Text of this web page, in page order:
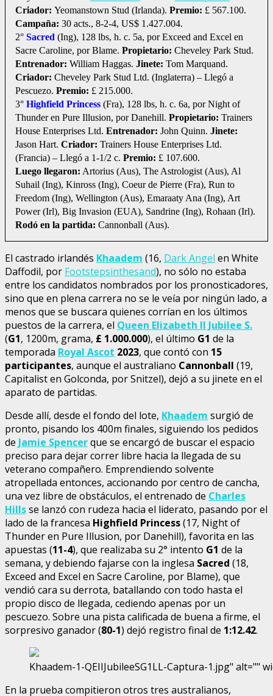
Criador: Yeomanstown Stud (Irlanda). Premio: £ 567.100.
Campaña: 30 acts., 8-2-4, US$ 1.427.004.
2° Sacred (Ing), 128 lbs, h. c. 5a, por Exceed and Excel en
Sacre Caroline, por Blame. Propietario: Cheveley Park Stud.
Entrenador: William Haggas. Jinete: Tom Marquand.
Criador: Cheveley Park Stud Ltd. (Inglaterra) – Llegó a
Pescuezo. Premio: £ 215.000.
3° Highfield Princess (Fra), 128 lbs, h. c. 6a, por Night of
Thunder en Pure Illusion, por Danehill. Propietario: Trainers
House Enterprises Ltd. Entrenador: John Quinn. Jinete:
Jason Hart. Criador: Trainers House Enterprises Ltd.
(Francia) – Llegó a 1-1/2 c. Premio: £ 107.600.
Luego llegaron: Artorius (Aus), The Astrologist (Aus), Al
Suhail (Ing), Kinross (Ing), Coeur de Pierre (Fra), Run to
Freedom (Ing), Wellington (Aus), Emaraaty Ana (Ing), Art
Power (Irl), Big Invasion (EUA), Sandrine (Ing), Rohaan (Irl).
Rodó en la partida: Cannonball (Aus).
El castrado irlandés Khaadem (16, Dark Angel en White
Daffodil, por Footstepsinthesand), no sólo no estaba
entre los candidatos nombrados por los pronosticadores,
sino que en plena carrera no se le veía por ningún lado, a
menos que se buscara quienes corrían en los últimos
puestos de la carrera, el Queen Elizabeth II Jubilee S.
(G1, 1200m, grama, £ 1.000.000), el último G1 de la
temporada Royal Ascot 2023, que contó con 15
participantes, aunque el australiano Cannonball (19,
Capitalist en Golconda, por Snitzel), dejó a su jinete en el
aparato de partidas.
Desde allí, desde el fondo del lote, Khaadem surgió de
pronto, pisando los 400m finales, siguiendo los pedidos
de Jamie Spencerque se encargó de buscar el espacio
preciso para dejar correr libre hacia la llegada de su
veterano compañero. Emprendiendo solvente
atropellada entonces, accionando por centro de cancha,
una vez libre de obstáculos, el entrenado de Charles
Hillsse lanzó con rudeza hacia el liderato, pasando por el
lado de la francesa Highfield Princess(17, Night of
Thunder en Pure Illusion, por Danehill), favorita en las
apuestas (11-4), que realizaba su 2° intento G1 de la
semana, y debiendo fajarse con la inglesa Sacred (18,
Exceed and Excel en Sacre Caroline, por Blame), que
vendió cara su derrota, batallando con todo hasta el
propio disco de llegada, cediendo apenas por un
pescuezo. Sobre una pista calificada de buena a firme, el
sorpresivo ganador (80-1) dejó registro final de 1:12.42.
Khaadem-1-QEIIJubileeSG1LL-Captura-1.jpg" alt=""
En la prueba compitieron otros tres australianos,